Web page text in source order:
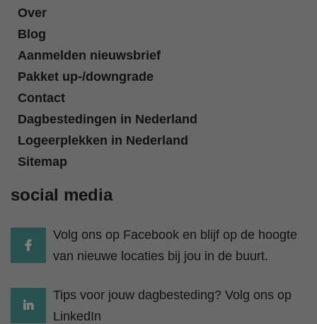
Over
Blog
Aanmelden nieuwsbrief
Pakket up-/downgrade
Contact
Dagbestedingen in Nederland
Logeerplekken in Nederland
Sitemap
social media
Volg ons op Facebook en blijf op de hoogte
van nieuwe locaties bij jou in de buurt.
Tips voor jouw dagbesteding? Volg ons op
LinkedIn